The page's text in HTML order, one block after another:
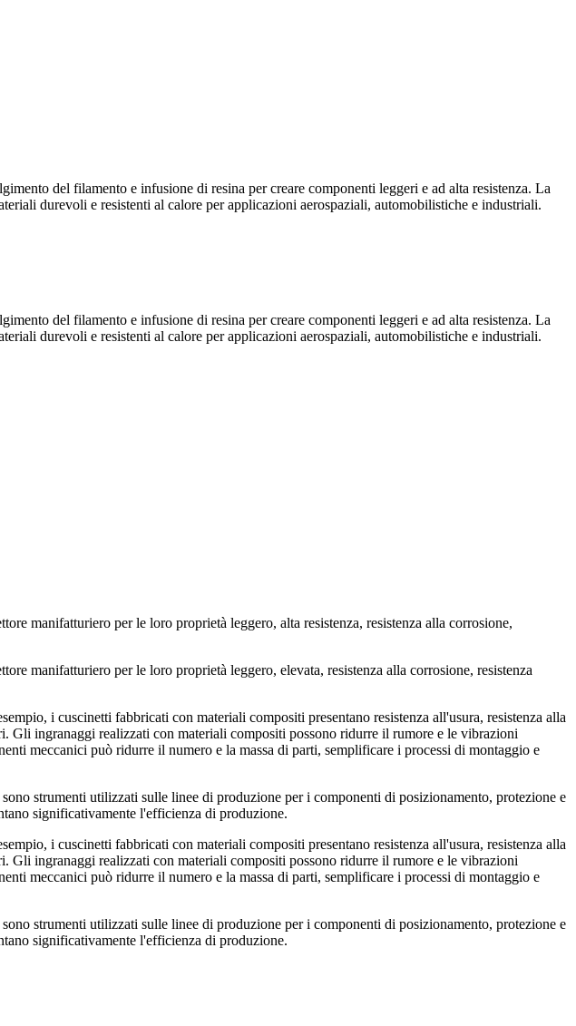
del filamento e infusione di resina per creare componenti leggeri e ad alta resistenza. La
durevoli e resistenti al calore per applicazioni aerospaziali, automobilistiche e industriali.
del filamento e infusione di resina per creare componenti leggeri e ad alta resistenza. La
durevoli e resistenti al calore per applicazioni aerospaziali, automobilistiche e industriali.
manifatturiero per le loro proprietà leggero, alta resistenza, resistenza alla corrosione,
manifatturiero per le loro proprietà leggero, elevata, resistenza alla corrosione, resistenza
i cuscinetti fabbricati con materiali compositi presentano resistenza all'usura, resistenza alla
ingranaggi realizzati con materiali compositi possono ridurre il rumore e le vibrazioni
meccanici può ridurre il numero e la massa di parti, semplificare i processi di montaggio e
strumenti utilizzati sulle linee di produzione per i componenti di posizionamento, protezione e
significativamente l'efficienza di produzione.
i cuscinetti fabbricati con materiali compositi presentano resistenza all'usura, resistenza alla
ingranaggi realizzati con materiali compositi possono ridurre il rumore e le vibrazioni
meccanici può ridurre il numero e la massa di parti, semplificare i processi di montaggio e
strumenti utilizzati sulle linee di produzione per i componenti di posizionamento, protezione e
significativamente l'efficienza di produzione.